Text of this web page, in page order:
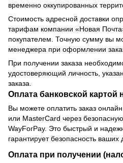
временно оккупированных
Стоимость адресной доставки
тарифам компании «Новая
покупателем. Точную сумму вы
менеджера при оформлении
При получении заказа
удостоверяющий личность,
заказа.
Оплата банковской картой
Вы можете оплатить заказ
или MasterCard через
WayForPay. Это быстрый и
гарантирует безопасность ваших
Оплата при получении